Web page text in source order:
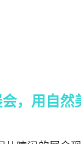
，用自然